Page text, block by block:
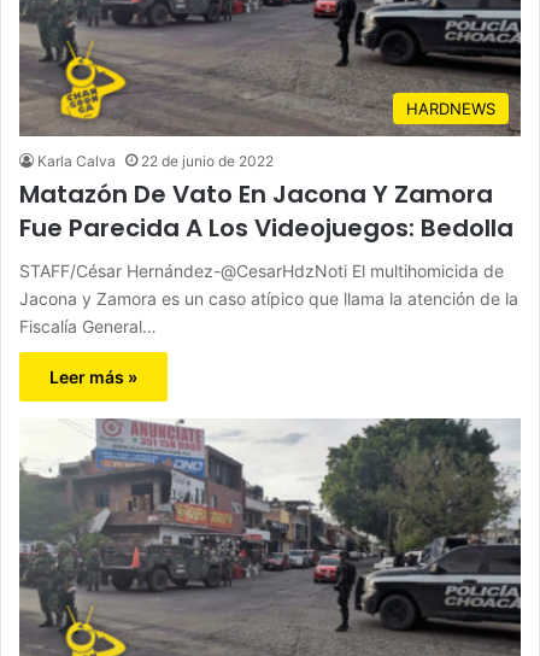
HARDNEWS
Karla Calva 22 de junio de 2022
Matazón De Vato En Jacona Y Zamora
Fue Parecida A Los Videojuegos: Bedolla
STAFF/César Hernández-@CesarHdzNoti El multihomicida de
Jacona y Zamora es un caso atípico que llama la atención de la
Fiscalía General…
Leer más »